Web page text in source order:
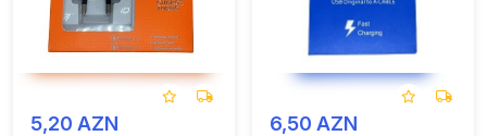
5,20 AZN 6,50 AZN